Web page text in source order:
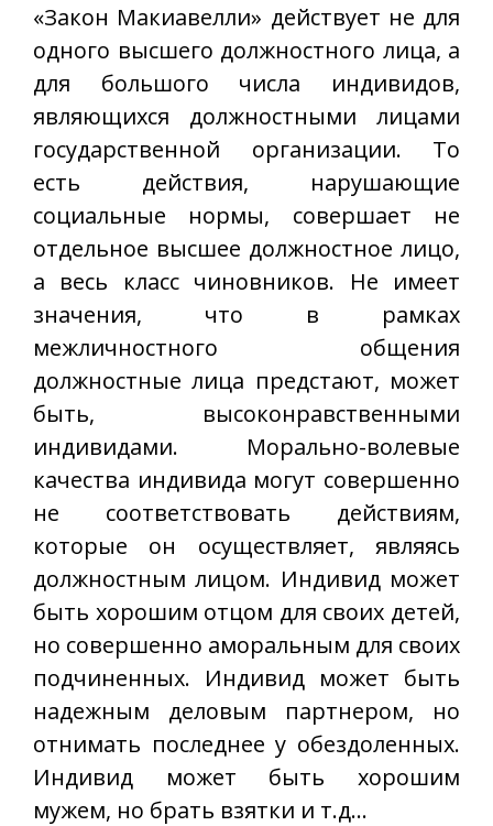
«Закон Макиавелли» действует не для
одного высшего должностного лица, а
для большого числа индивидов,
являющихся должностными лицами
государственной организации. То
есть действия, нарушающие
социальные нормы, совершает не
отдельное высшее должностное лицо,
а весь класс чиновников. Не имеет
значения, что в рамках
межличностного общения
должностные лица предстают, может
быть, высоконравственными
индивидами. Морально-волевые
качества индивида могут совершенно
не соответствовать действиям,
которые он осуществляет, являясь
должностным лицом. Индивид может
быть хорошим отцом для своих детей,
но совершенно аморальным для своих
подчиненных. Индивид может быть
надежным деловым партнером, но
отнимать последнее у обездоленных.
Индивид может быть хорошим
мужем, но брать взятки и т.д…